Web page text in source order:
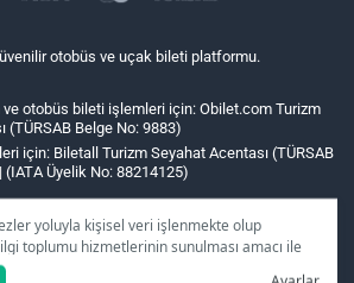
yoluyla kişisel veri işlenmekte olup
toplumu hizmetlerinin sunulması amacı ile
doğrultusunda size özel
otobüs ve uçak bileti platformu.
ve otobüs bileti işlemleri için: Obilet.com Turizm
(TÜRSAB Belge No: 9883)
için: Biletall Turizm Seyahat Acentası (TÜRSAB
(IATA Üyelik No: 88214125)